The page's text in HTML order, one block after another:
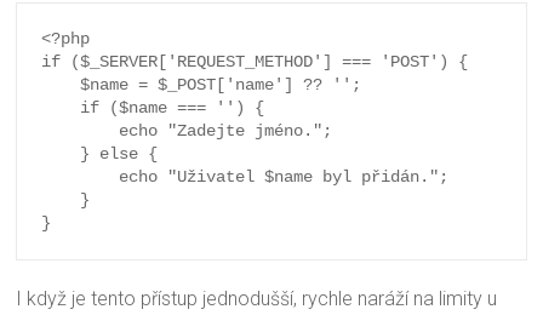
<?php
if ($_SERVER['REQUEST_METHOD'] === 'POST') {
    $name = $_POST['name'] ?? '';
I když je tento přístup jednodušší, rychle naráží na limity u